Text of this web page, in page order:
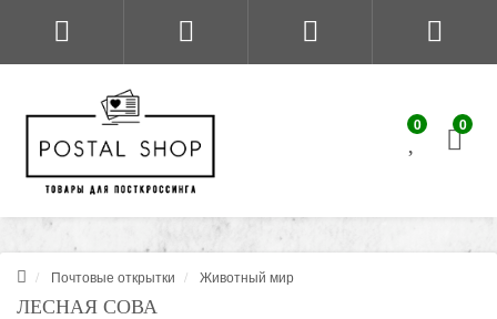
0 0
Почтовые открытки Животный мир
ЛЕСНАЯ СОВА